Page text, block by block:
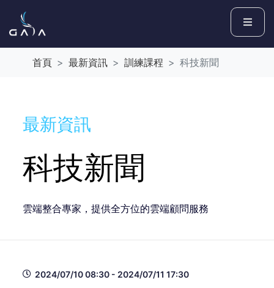
首頁 最新資訊 訓練課程 科技新聞
最新資訊
科技新聞
雲端整合專家，提供全方位的雲端顧問服務
2024/07/10 08:30 - 2024/07/11 17:30